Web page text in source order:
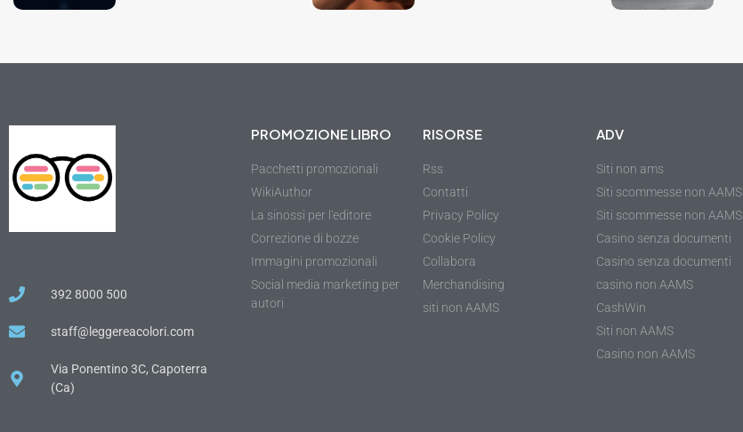
392 8000 500
staff@leggereacolori.com
Via Ponentino 3C, Capoterra
(Ca)
PROMOZIONE LIBRO
Pacchetti promozionali
WikiAuthor
La sinossi per l'editore
Correzione di bozze
Immagini promozionali
Social media marketing per
autori
RISORSE
Rss
Contatti
Privacy Policy
Cookie Policy
Collabora
Merchandising
siti non AAMS
ADV
Siti non ams
Siti scommesse non AAMS
Siti scommesse non AAMS
Casino senza documenti
Casino senza documenti
casino non AAMS
CashWin
Siti non AAMS
Casino non AAMS